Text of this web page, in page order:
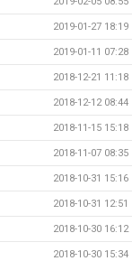
2019-01-27 18:19
2019-01-11 07:28
2018-12-21 11:18
2018-12-12 08:44
2018-11-15 15:18
2018-11-07 08:35
2018-10-31 15:16
2018-10-31 12:51
2018-10-30 16:12
2018-10-30 15:34